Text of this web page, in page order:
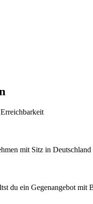
mit Sitz in
du ein Gegenangebot mit